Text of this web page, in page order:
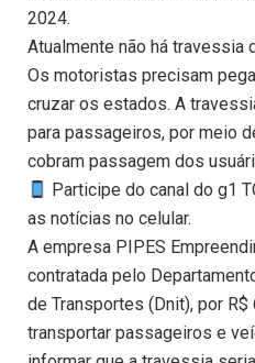
2024.
Atualmente não há travessia
Os motoristas precisam
cruzar os estados. A
para passageiros, por meio
cobram passagem dos
Participe do canal do g1
as notícias no celular.
A empresa PIPES
contratada pelo
de Transportes (Dnit), por R$
transportar passageiros e